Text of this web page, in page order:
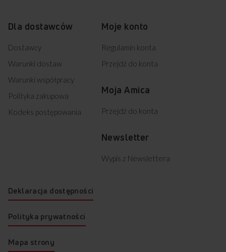
Dla dostawców
Dostawcy
Warunki dostaw
Warunki współpracy
Polityka zakupowa
Kodeks postępowania
Moje konto
Regulamin konta
Przejdź do konta
Moja Amica
Przejdź do konta
Newsletter
Wypis z Newslettera
Deklaracja dostępności
Polityka prywatności
Mapa strony